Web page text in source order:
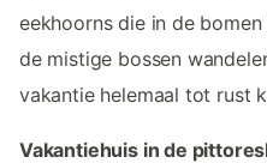
eekhoorns die in de
de mistige bossen
vakantie helemaal tot rust
Vakantiehuis in de